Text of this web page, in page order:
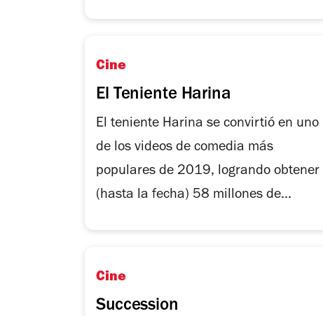
Cine
El Teniente Harina
El teniente Harina se convirtió en uno
de los videos de comedia más
populares de 2019, logrando obtener
(hasta la fecha) 58 millones de...
Cine
Succession